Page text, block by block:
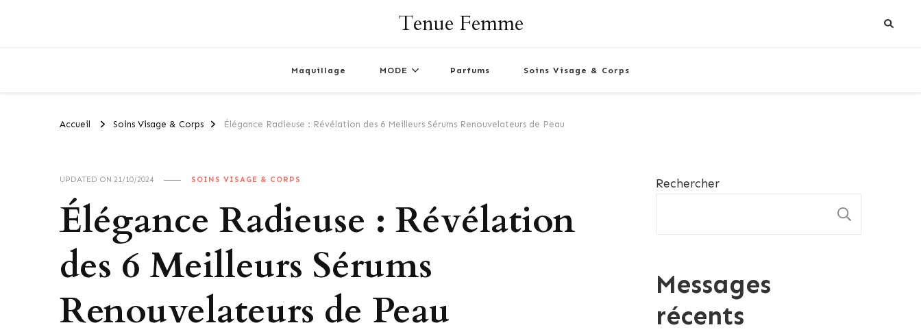
Tenue Femme
Maquillage MODE Parfums Soins Visage & Corps
Accueil Soins Visage & Corps Élégance Radieuse : Révélation des 6 Meilleurs Sérums Renouvelateurs de Peau
UPDATED ON 21/10/2024 SOINS VISAGE & CORPS
Élégance Radieuse : Révélation
des 6 Meilleurs Sérums
Renouvelateurs de Peau
Rechercher
Messages
récents